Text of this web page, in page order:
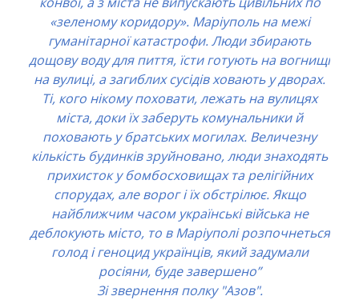
«зеленому коридору». Маріуполь на межі
гуманітарної катастрофи. Люди збирають
дощову воду для пиття, їсти готують на вогнищі
на вулиці, а загиблих сусідів ховають у дворах.
Ті, кого нікому поховати, лежать на вулицях
міста, доки їх заберуть комунальники й
поховають у братських могилах. Величезну
кількість будинків зруйновано, люди знаходять
прихисток у бомбосховищах та релігійних
спорудах, але ворог і їх обстрілює. Якщо
найближчим часом українські війська не
деблокують місто, то в Маріуполі розпочнеться
голод і геноцид українців, який задумали
росіяни, буде завершено”
Зі звернення полку "Азов".